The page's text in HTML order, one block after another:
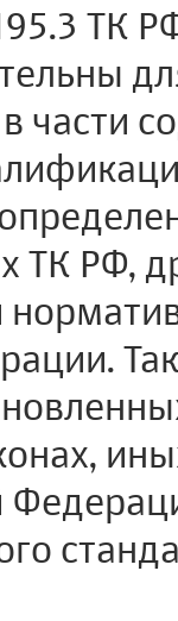
ТК
части
ТК РФ,